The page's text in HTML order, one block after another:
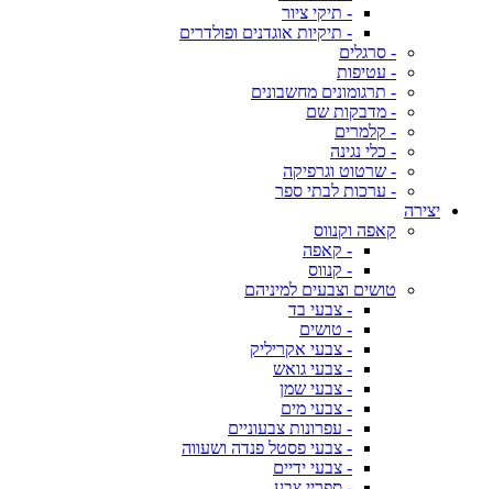
- תיקי ציור
- תיקיות אוגדנים ופולדרים
- סרגלים
- עטיפות
- תרגומונים מחשבונים
- מדבקות שם
- קלמרים
- כלי נגינה
- שרטוט וגרפיקה
- ערכות לבתי ספר
יצירה
קאפה וקנווס
- קאפה
- קנווס
טושים וצבעים למיניהם
- צבעי בד
- טושים
- צבעי אקריליק
- צבעי גואש
- צבעי שמן
- צבעי מים
- עפרונות צבעוניים
- צבעי פסטל פנדה ושעווה
- צבעי ידיים